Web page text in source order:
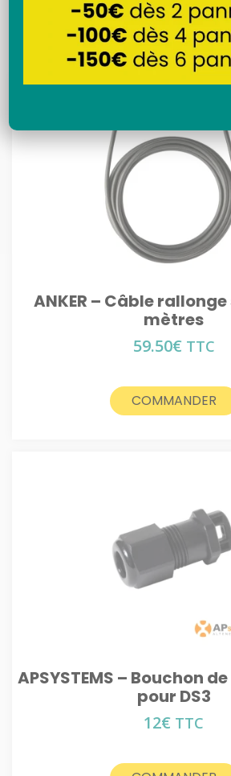
ANKER – Câble
mètres
59.50€ TTC
COMMANDER
APSYSTEMS – Bouchon
pour DS3
12€ TTC